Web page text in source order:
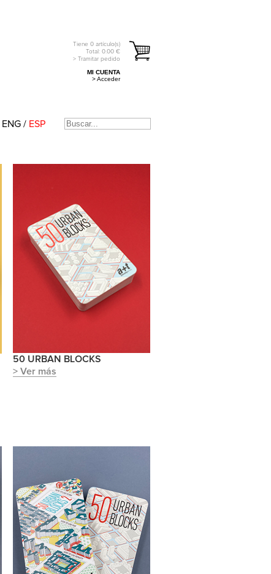
Tiene 0 artículo(s)
Total: 0.00 €
> Tramitar pedido
MI CUENTA
> Acceder
ENG / ESP
50 URBAN BLOCKS
> Ver más